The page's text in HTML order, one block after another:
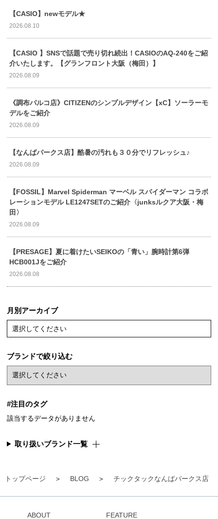
トップページ BLOG チックタックなんばパークス店
【CASIO】newモデル★
2026.08.10
【CASIO 】SNSで話題で売り切れ続出！CASIOのAQ-240をご紹
介いたします。【グランフロント大阪（梅田）】
2026.08.09
《調布パルコ店》CITIZENのシンプルデザイン【xC】ソーラーモ
デルをご紹介
2026.08.09
【なんばパークス店】酷暑の汚れも３０分でリフレッシュ♪
2026.08.09
【FOSSIL】Marvel Spiderman マーベル スパイダーマン コラボ
レーションモデル LE1247SETのご紹介〈junksルクア大阪・梅
田〉
2026.08.09
【PRESAGE】夏に着けたいSEIKOの「青い」腕時計第6弾
HCB001Jをご紹介
2026.08.08
月別アーカイブ
選択してください
ブランドで絞り込む
#注目のタグ
該当するデータがありません
取り扱いブランド一覧
ABOUT FEATURE